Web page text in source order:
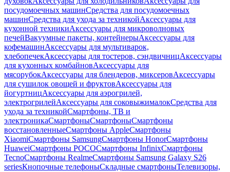
посудомоечных машинСредства для посудомоечных
машинСредства для ухода за техникойАксессуары для
кухонной техникиАксессуары для микроволновых
печейВакуумные пакеты, контейнерыАксессуары для
кофемашинАксессуары для мультиварок,
хлебопечекАксессуары для тостеров, сэндвичницАксессуары
для кухонных комбайновАксессуары для
мясорубокАксессуары для блендеров, миксеровАксессуары
для сушилок овощей и фруктовАксессуары для
йогуртницАксессуары для аэрогрилей,
электрогрилейАксессуары для соковыжималокСредства для
ухода за техникойСмартфоны, ТВ и
электроникаСмартфоныСмартфоныСмартфоны
восстановленныеСмартфоны AppleСмартфоны
XiaomiСмартфоны SamsungСмартфоны HonorСмартфоны
HuaweiСмартфоны POCOСмартфоны InfinixСмартфоны
TecnoСмартфоны RealmeСмартфоны Samsung Galaxy S26
seriesКнопочные телефоныСкладные смартфоныТелевизоры,